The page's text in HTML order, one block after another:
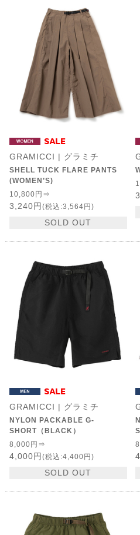
GRAMICCI | グラミチ
SHELL TUCK FLARE PANTS
(WOMEN’S)
10,800円⇒
3,240円 (税込:3,564円)
SOLD OUT
GRAMICCI | グラミチ
NYLON PACKABLE G-
SHORT（BLACK）
8,000円⇒
4,000円 (税込:4,400円)
SOLD OUT